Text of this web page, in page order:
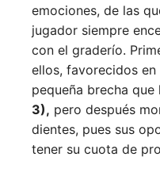
emociones, de las
jugador siempre
con el graderío.
ellos, favorecidos
pequeña brecha
3), pero después
dientes, pues sus
tener su cuota de